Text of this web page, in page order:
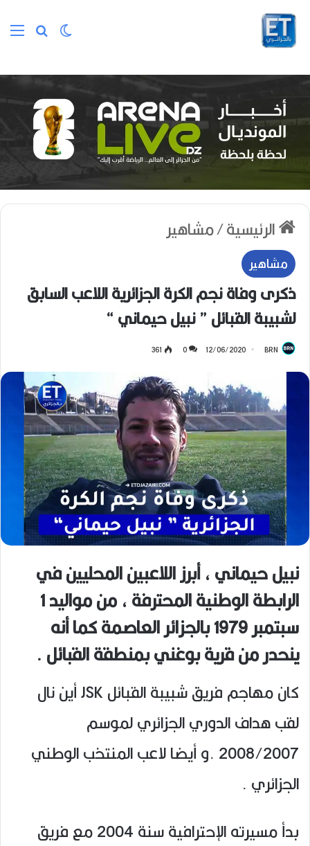
بحث عن
الوضع المظلم
الرئيسية/مشاهير
مشاهير
ذكرى وفاة نجم الكرة الجزائرية اللاعب السابق
لشبيبة القبائل ” نبيل حيماني “
BRN
12/06/2020
0
361
نبيل حيماني ، أبرز اللاعبين المحليين في
الرابطة الوطنية المحترفة ، من مواليد 1
سبتمبر 1979 بالجزائر العاصمة كما أنه
ينحدر من قرية بوغني بمنطقة القبائل .
كان مهاجم فريق شبيبة القبائل JSK أين نال
لقب هداف الدوري الجزائري لموسم
2008/2007 .و أيضا لاعب المنتخب الوطني
الجزائري .
بدأ مسيرته الإحترافية سنة 2004 مع فريق